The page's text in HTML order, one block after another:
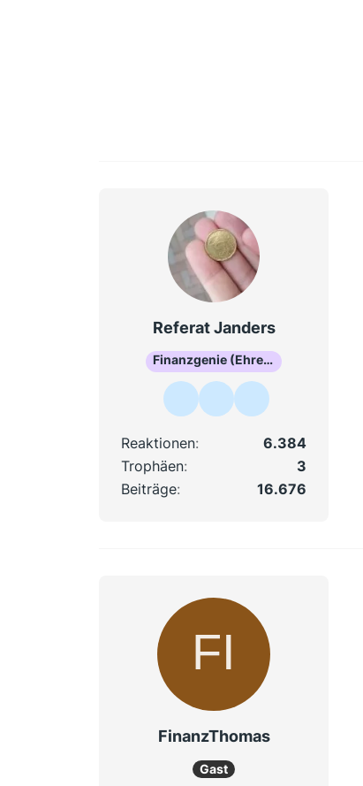
Referat Janders
Finanzgenie (Ehrenmitglied)
Reaktionen
6.384
Trophäen
3
Beiträge
16.676
FinanzThomas
Gast